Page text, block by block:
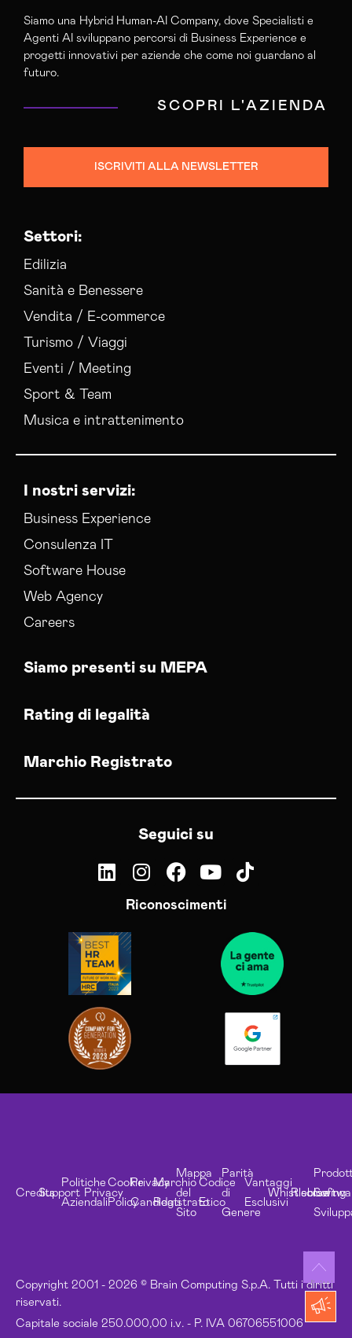
Siamo una Hybrid Human-AI Company, dove Specialisti e
Agenti AI sviluppano percorsi di Business Experience e
progetti innovativi per aziende che come noi guardano al
futuro.
SCOPRI L'AZIENDA
ISCRIVITI ALLA NEWSLETTER
Settori:
Edilizia
Sanità e Benessere
Vendita / E-commerce
Turismo / Viaggi
Eventi / Meeting
Sport & Team
Musica e intrattenimento
I nostri servizi:
Business Experience
Consulenza IT
Software House
Web Agency
Careers
Siamo presenti su MEPA
Rating di legalità
Marchio Registrato
Seguici su
Riconoscimenti
Copyright 2001 - 2026 © Brain Computing S.p.A. Tutti i diritti
riservati.
Capitale sociale 250.000,00 i.v. - P. IVA 06706551006
CreditsSupport
Politiche
Aziendali
Privacy
Cookie
Policy
Privacy
Candidati
Marchio
Registrato
Mappa
del
Sito
Codice
Etico
Parità
di
Genere
Vantaggi
Esclusivi
Whistleblowing
Risorse